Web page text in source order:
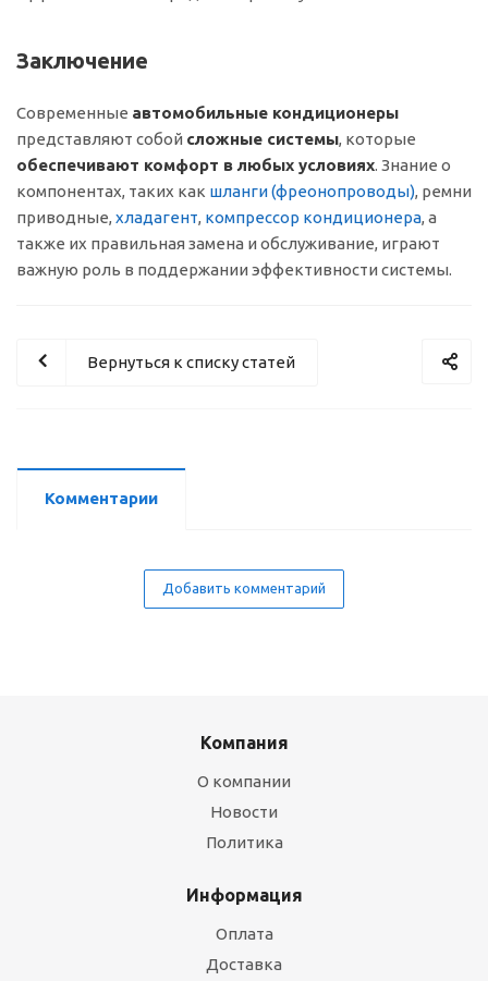
Заключение
Современные автомобильные кондиционеры
представляют собой сложные системы, которые
обеспечивают комфорт в любых условиях. Знание о
компонентах, таких как шланги (фреонопроводы), ремни
приводные, хладагент, компрессор кондиционера, а
также их правильная замена и обслуживание, играют
важную роль в поддержании эффективности системы.
Вернуться к списку статей
Комментарии
Добавить комментарий
Компания
О компании
Новости
Политика
Информация
Оплата
Доставка